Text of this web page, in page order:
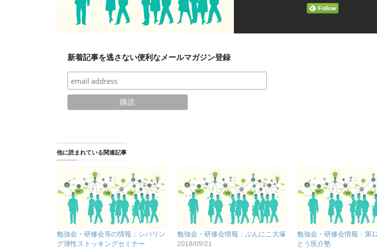
新着記事を逃さない便利なメールマガジン登録
他に読まれている関連記事
勉強会・研修会等の情報：シバリン
グ弾性ストッキングセミナー
勉強会・研修会情報：ぶんにこ大塚
2018/09/21
勉強会・研修会情報：第
とう医介塾